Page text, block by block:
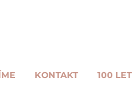
KONTAKT 100 LET